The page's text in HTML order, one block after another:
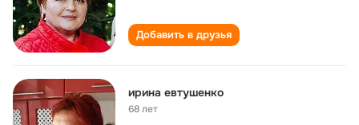
Добавить в друзья
ирина евтушенко
68 лет